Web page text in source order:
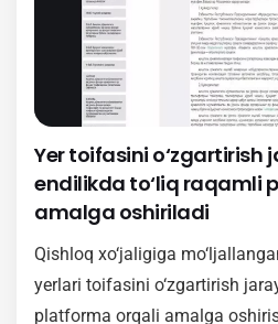
doirasida O‘zbekiston
Mahkamasining 381-sonli…
Yer toifasini o‘zgartirish
endilikda to‘liq raqamli
amalga oshiriladi
Qishloq xo‘jaligiga
yerlari toifasini o‘zgartirish
platforma orqali amalga